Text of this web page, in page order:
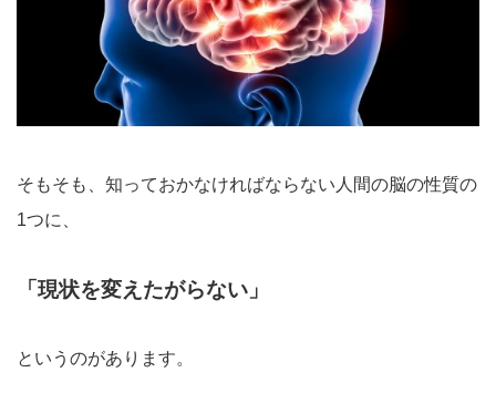
そもそも、知っておかなければならない人間の脳の性質の
1つに、
「現状を変えたがらない」
というのがあります。